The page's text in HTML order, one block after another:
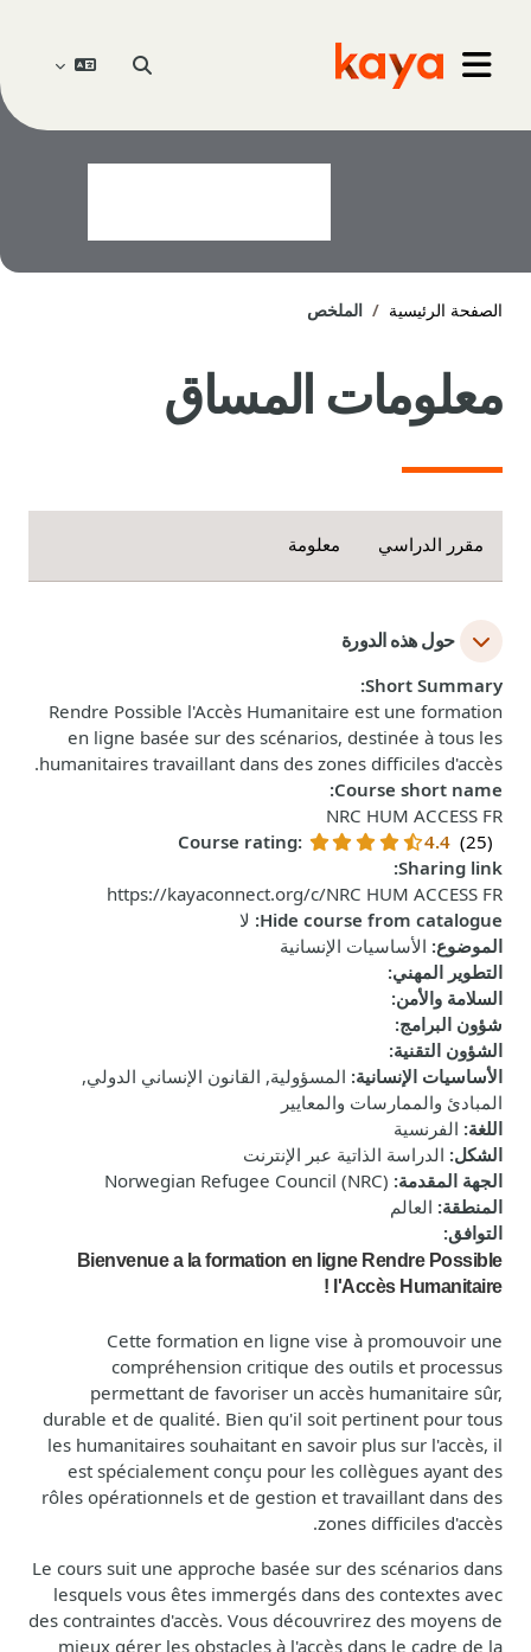
واجهة جانبية
Go to home تبديل إدخال البحث
الصفحة الرئيسية الملخص
معلومات المساق
مقرر الدراسي معلومة
حول هذه الدورة
Short Summary
:
Rendre Possible l'Accès Humanitaire est une formation
en ligne basée sur des scénarios, destinée à tous les
humanitaires travaillant dans des zones difficiles d'accès.
Course short name
:
NRC HUM ACCESS FR
Course rating: 4.4 (25)
Sharing link
:
https://kayaconnect.org/c/NRC HUM ACCESS FR
Hide course from catalogue
: لا
الموضوع: الأساسيات الإنسانية
التطوير المهني:
السلامة والأمن:
شؤون البرامج:
الشؤون التقنية:
الأساسيات الإنسانية: المسؤولية, القانون الإنساني الدولي,
المبادئ والممارسات والمعايير
اللغة: الفرنسية
الشكل: الدراسة الذاتية عبر الإنترنت
الجهة المقدمة:
Norwegian Refugee Council (NRC)
المنطقة: العالم
التوافق:
Bienvenue a la formation en ligne Rendre Possible
l'Accès Humanitaire !
Cette formation en ligne vise à promouvoir une
compréhension critique des outils et processus
permettant de favoriser un accès humanitaire sûr,
durable et de qualité. Bien qu'il soit pertinent pour tous
les humanitaires souhaitant en savoir plus sur l'accès, il
est spécialement conçu pour les collègues ayant des
rôles opérationnels et de gestion et travaillant dans des
zones difficiles d'accès.
Le cours suit une approche basée sur des scénarios dans
lesquels vous êtes immergés dans des contextes avec
des contraintes d'accès. Vous découvrirez des moyens de
mieux gérer les obstacles à l'accès dans le cadre de la